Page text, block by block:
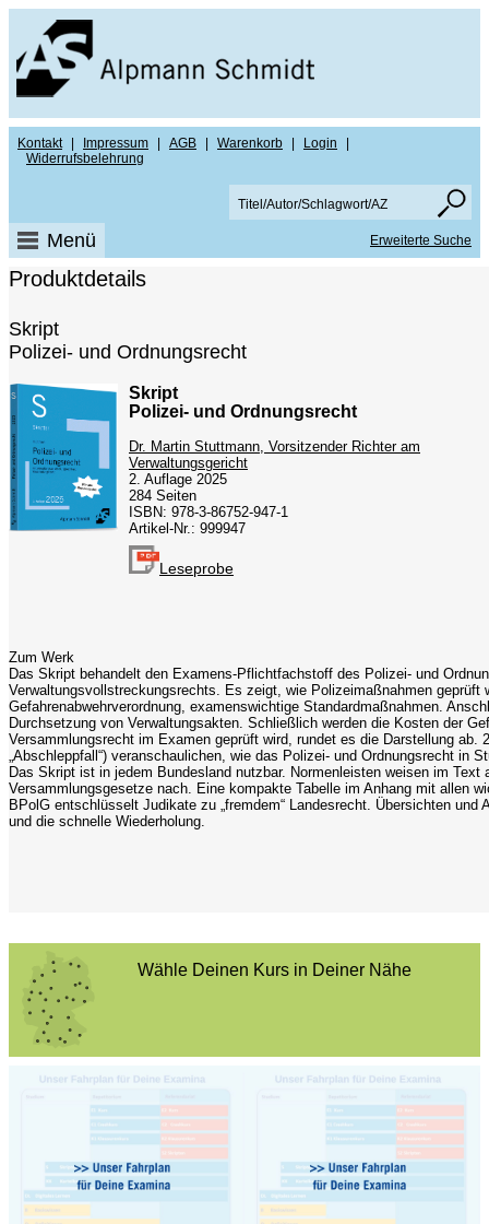
Kontakt Impressum AGB Warenkorb Login
Widerrufsbelehrung
Menü Erweiterte Suche
Produktdetails
Skript
Polizei- und Ordnungsrecht
Skript
Polizei- und Ordnungsrecht
Dr. Martin Stuttmann, Vorsitzender Richter am
Verwaltungsgericht
2. Auflage 2025
284 Seiten
ISBN: 978-3-86752-947-1
Artikel-Nr.: 999947
Leseprobe
Zum Werk
Das Skript behandelt den Examens-Pflichtfachstoff des Polizei- und
Verwaltungsvollstreckungsrechts. Es zeigt, wie Polizeimaßnahmen geprüft
Gefahrenabwehrverordnung, examenswichtige Standardmaßnahmen.
Durchsetzung von Verwaltungsakten. Schließlich werden die Kosten der
Versammlungsrecht im Examen geprüft wird, rundet es die Darstellung ab.
„Abschleppfall“) veranschaulichen, wie das Polizei- und Ordnungsrecht in
Das Skript ist in jedem Bundesland nutzbar. Normenleisten weisen im
Versammlungsgesetze nach. Eine kompakte Tabelle im Anhang mit allen
BPolG entschlüsselt Judikate zu „fremdem“ Landesrecht. Übersichten und
und die schnelle Wiederholung.
Wähle Deinen Kurs in Deiner Nähe